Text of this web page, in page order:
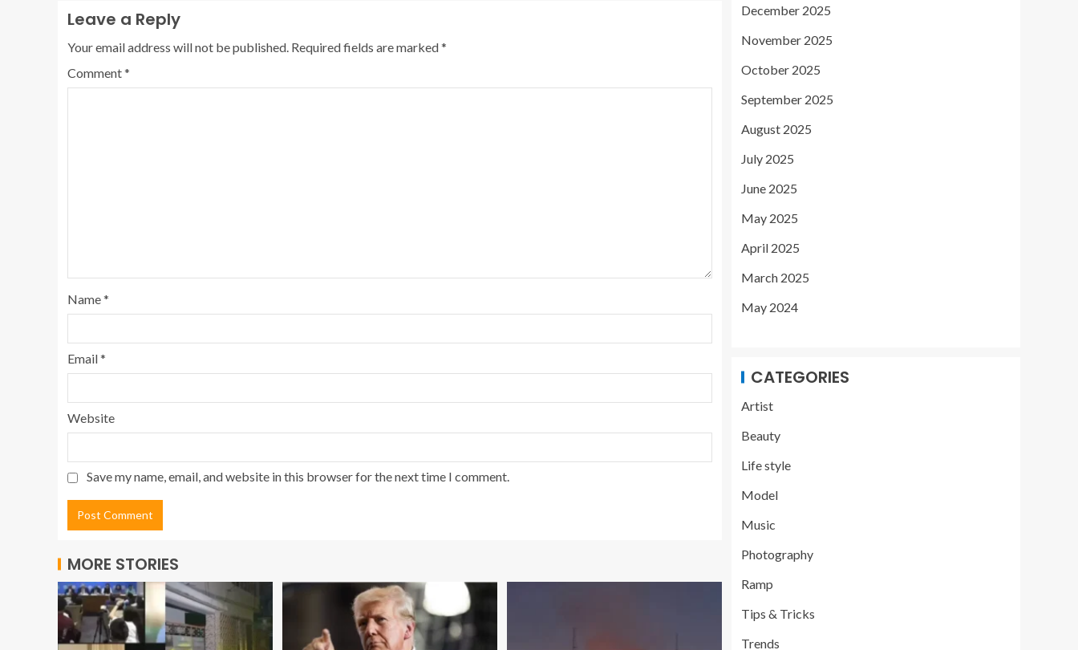
Leave a Reply
Your email address will not be published. Required fields are marked*
Comment*
Name*
Email*
Website
Save my name, email, and website in this browser for the next time I comment.
MORE STORIES
December 2025
November 2025
October 2025
September 2025
August 2025
July 2025
June 2025
May 2025
April 2025
March 2025
May 2024
CATEGORIES
Artist
Beauty
Life style
Model
Music
Photography
Ramp
Tips & Tricks
Trends